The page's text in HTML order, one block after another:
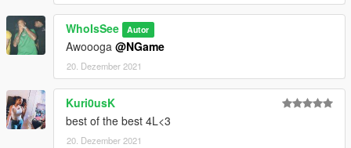
WhoIsSee Autor
Awoooga @NGame
20. Dezember 2021
Kuri0usK
best of the best 4L<3
20. Dezember 2021